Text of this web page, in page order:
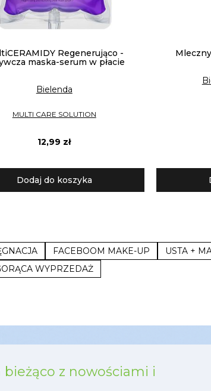
Regenerująco -
maska-serum w płacie
Bielenda
MULTI CARE SOLUTION
12,99 zł
Dodaj do koszyka
FACEBOOM MAKE-UP USTA +
WYPRZEDAŻ
z nowościami i